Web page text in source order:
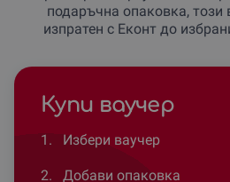
подаръчна опаковка, този
изпратен с Еконт до
Купи ваучер
1. Избери ваучер
2. Добави опаковка